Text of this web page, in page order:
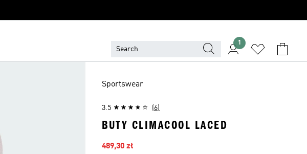
1
Sportswear
3.5 (6)
BUTY CLIMACOOL LACED
Ceny na wyprzedaży
489,30 zł